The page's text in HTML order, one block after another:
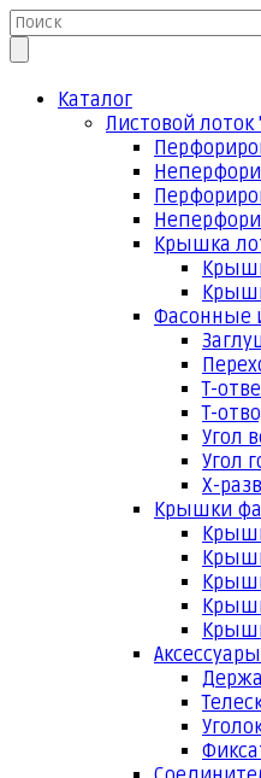
Каталог
Листовой
Крышка
Фасонные
Т-
Т-
Угол
Угол
Х-
Крышки